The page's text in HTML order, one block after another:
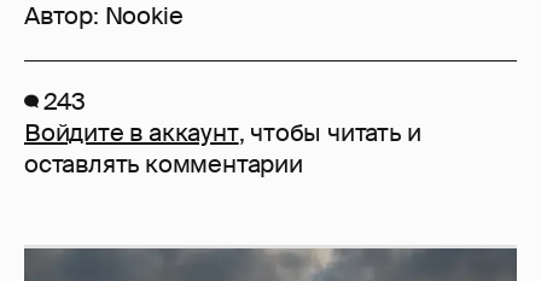
Автор: Nookie
243
Войдите в аккаунт, чтобы читать и
оставлять комментарии